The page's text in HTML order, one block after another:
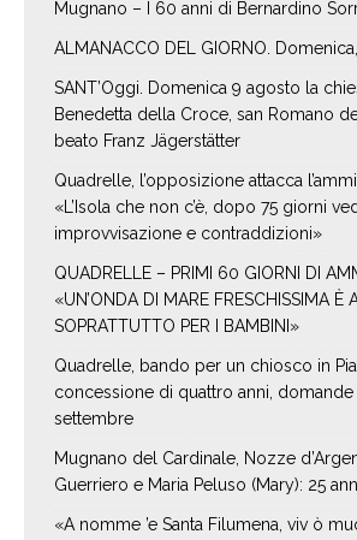
Mugnano – I 60 anni di Bernardino
ALMANACCO DEL GIORNO.
SANT’Oggi. Domenica 9 agosto la
Benedetta della Croce, san Romano
beato Franz Jägerstätter
Quadrelle, l’opposizione attacca
«L’Isola che non c’è, dopo 75 giorni
improvvisazione e contraddizioni»
QUADRELLE – PRIMI 60 GIORNI DI
«UN’ONDA DI MARE FRESCHISSIMA È
SOPRATTUTTO PER I BAMBINI»
Quadrelle, bando per un chiosco in
concessione di quattro anni,
settembre
Mugnano del Cardinale, Nozze
Guerriero e Maria Peluso (Mary): 25
«A nomme ’e Santa Filumena, viv ò